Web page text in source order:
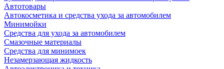
Автотовары
Автокосметика и средства ухода за автомобилем
Минимойки
Средства для ухода за автомобилем
Смазочные материалы
Средства для минимоек
Незамерзающая жидкость